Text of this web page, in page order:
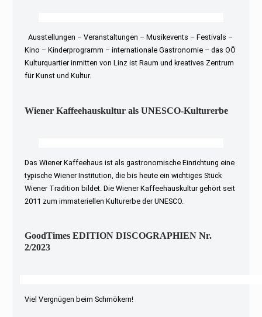
Ausstellungen – Veranstaltungen – Musikevents – Festivals –
Kino – Kinderprogramm – internationale Gastronomie – das OÖ
Kulturquartier inmitten von Linz ist Raum und kreatives Zentrum
für Kunst und Kultur.
Wiener Kaffeehauskultur als UNESCO-Kulturerbe
Das Wiener Kaffeehaus ist als gastronomische Einrichtung eine
typische Wiener Institution, die bis heute ein wichtiges Stück
Wiener Tradition bildet. Die Wiener Kaffeehauskultur gehört seit
2011 zum immateriellen Kulturerbe der UNESCO.
GoodTimes EDITION DISCOGRAPHIEN Nr.
2/2023
Viel Vergnügen beim Schmökern!